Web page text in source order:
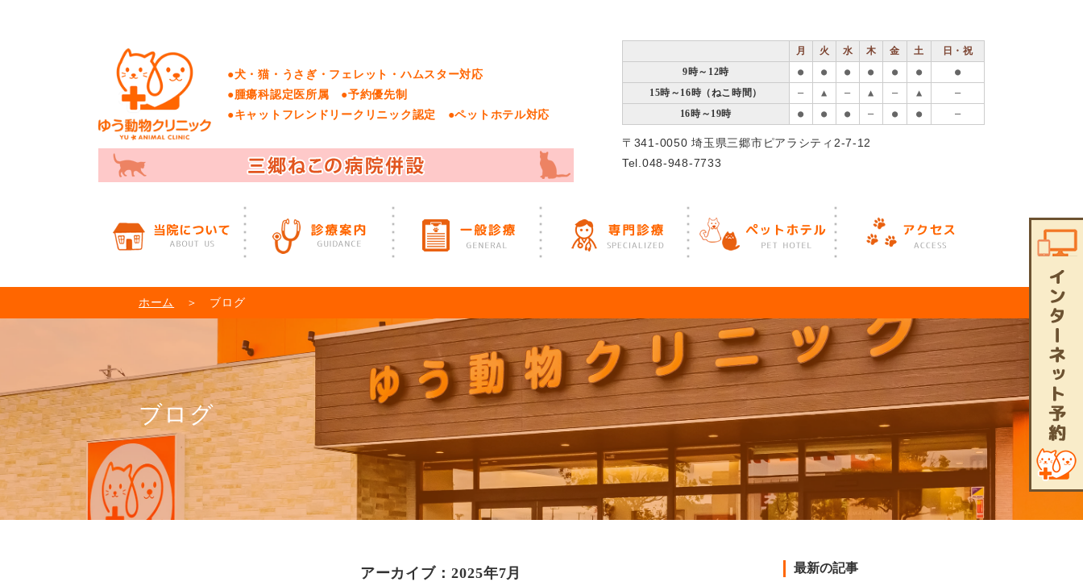
●犬・猫・うさぎ・フェレット・ハムスター対応
●腫瘍科認定医所属 ●予約優先制
●キャットフレンドリークリニック認定 ●ペットホテル対応
月 火 水 木 金 土
日・祝
9時～12時
● ● ● ● ● ●
●
15時～16時（ねこ時間）
― ▲ ― ▲ ― ▲
―
16時～19時
● ● ● ― ● ● ―
〒341-0050 埼玉県三郷市ピアラシティ2-7-12
Tel.048-948-7733
ホーム ＞ ブログ
ブログ
アーカイブ：2025年7月 最新の記事